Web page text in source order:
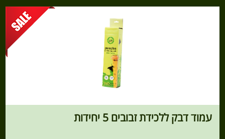
עמוד דבק ללכידת זבובים 5 יחידות